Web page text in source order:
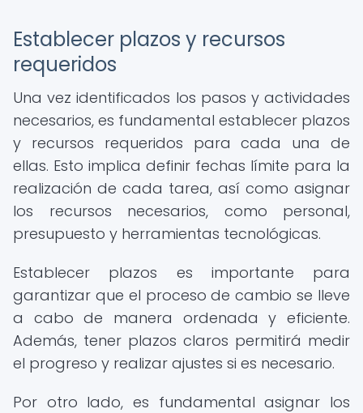
Establecer plazos y recursos
requeridos
Una vez identificados los pasos y actividades
necesarios, es fundamental establecer plazos
y recursos requeridos para cada una de
ellas. Esto implica definir fechas límite para la
realización de cada tarea, así como asignar
los recursos necesarios, como personal,
presupuesto y herramientas tecnológicas.
Establecer plazos es importante para
garantizar que el proceso de cambio se lleve
a cabo de manera ordenada y eficiente.
Además, tener plazos claros permitirá medir
el progreso y realizar ajustes si es necesario.
Por otro lado, es fundamental asignar los